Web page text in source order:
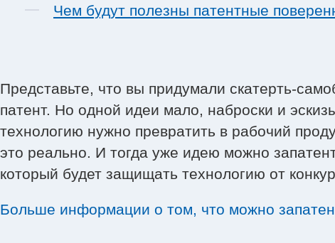
Чем будут полезны патентные
Представьте, что вы придумали скатерть-
патент. Но одной идеи мало, наброски и
технологию нужно превратить в рабочий
это реально. И тогда уже идею можно
который будет защищать технологию от
Больше информации о том, что можно